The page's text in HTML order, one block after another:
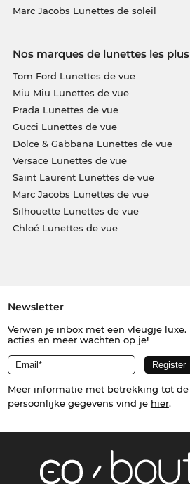
Marc Jacobs Lunettes de soleil
Nos marques de lunettes les
Tom Ford Lunettes de vue
Miu Miu Lunettes de vue
Prada Lunettes de vue
Gucci Lunettes de vue
Dolce & Gabbana Lunettes de vue
Versace Lunettes de vue
Saint Laurent Lunettes de vue
Marc Jacobs Lunettes de vue
Silhouette Lunettes de vue
Chloé Lunettes de vue
Newsletter
Verwen je inbox met een vleugje luxe.
acties en meer wachten op je!
Meer informatie met betrekking tot
persoonlijke gegevens vind je hier.